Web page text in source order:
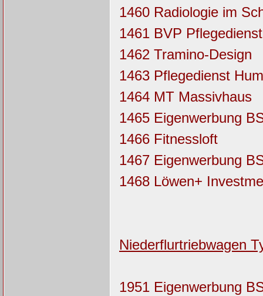
1460 Radiologie im
1461 BVP Pflegedienst
1462 Tramino-Design
1463 Pflegedienst
1464 MT Massivhaus
1465 Eigenwerbung
1466 Fitnessloft
1467 Eigenwerbung
1468 Löwen+
Niederflurtriebwagen
1951 Eigenwerbung